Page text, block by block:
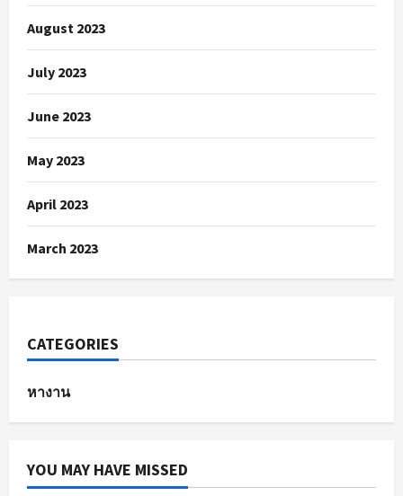
August 2023
July 2023
June 2023
May 2023
April 2023
March 2023
CATEGORIES
หางาน
YOU MAY HAVE MISSED